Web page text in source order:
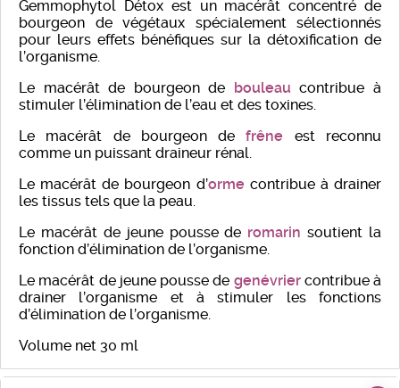
Gemmophytol Détox est un macérât concentré de
bourgeon de végétaux spécialement sélectionnés
pour leurs effets bénéfiques sur la détoxification de
l’organisme.
Le macérât de bourgeon de bouleau contribue à
stimuler l’élimination de l’eau et des toxines.
Le macérât de bourgeon defrêne est reconnu
comme un puissant draineur rénal.
Le macérât de bourgeon d’orme contribue à drainer
les tissus tels que la peau.
Le macérât de jeune pousse de romarin soutient la
fonction d’élimination de l’organisme.
Le macérât de jeune pousse de genévrier contribue à
drainer l’organisme et à stimuler les fonctions
d’élimination de l’organisme.
Volume net 30 ml